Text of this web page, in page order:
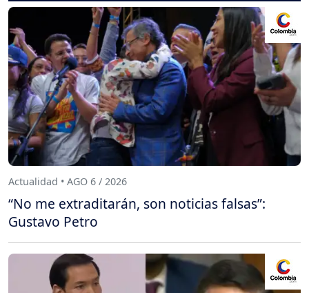
Actualidad • AGO 6 / 2026
“No me extraditarán, son noticias falsas”:
Gustavo Petro